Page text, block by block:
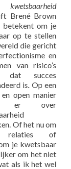
Brené Brown
betekent om je
op te stellen
die gericht
en
van risico’s
dat succes
is. Op een
open manier
er over
Of het nu om
relaties of
je kwetsbaar
om het niet
als ik het wel